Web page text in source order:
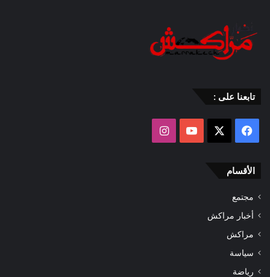
تابعنا على :
فيسبوك ‫YouTube
الأقسام
مجتمع
أخبار مراكش
مراكش
سياسة
رياضة